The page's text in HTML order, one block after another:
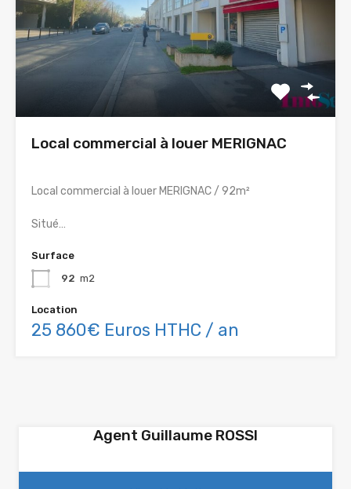
Local commercial à louer MERIGNAC
Local commercial à louer MERIGNAC / 92m²
Situé…
Surface
92 m2
Location
25 860€ Euros HTHC / an
Agent Guillaume ROSSI